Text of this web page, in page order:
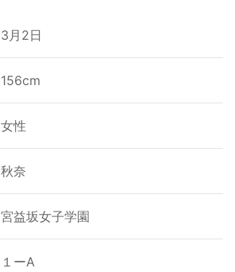
3月2日
156cm
女性
秋奈
宮益坂女子学園
１ーA